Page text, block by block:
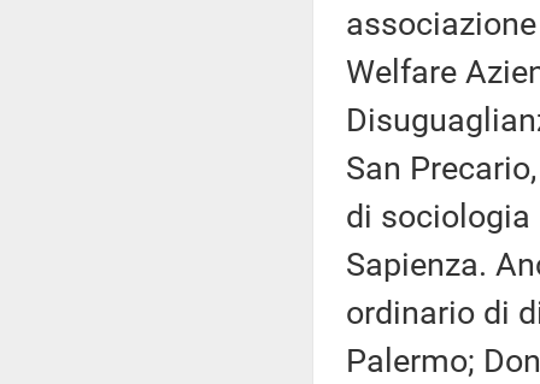
Welfare
San
di sociologia
Sapienza.
ordinario di
Palermo;